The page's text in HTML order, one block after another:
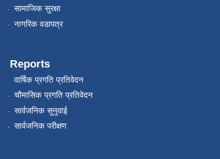
सामाजिक सुरक्षा
नागरिक वडापत्र
Reports
वार्षिक प्रगति प्रतिवेदन
चौमासिक प्रगति प्रतिवेदन
सार्वजनिक सुनुवाई
सार्वजनिक परीक्षण